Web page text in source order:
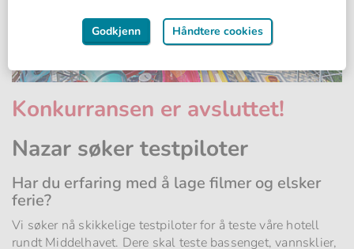
Konkurransen er avsluttet!
Nazar søker testpiloter
Har du erfaring med å lage filmer og elsker
ferie?
Vi søker nå skikkelige testpiloter for å teste våre hotell
rundt Middelhavet. Dere skal teste bassenget, vannsklier,
Godkjenn Håndtere cookies